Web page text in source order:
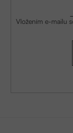
Vložením e-mailu